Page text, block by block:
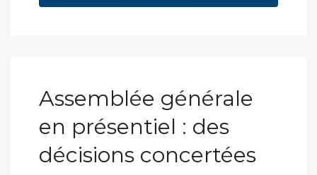
Assemblée générale
en présentiel : des
décisions concertées